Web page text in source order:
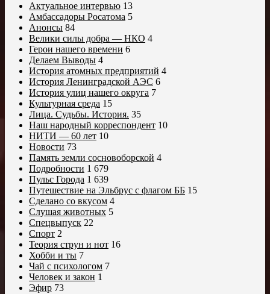
Актуальное интервью 13
Амбассадоры Росатома 5
Анонсы 84
Велики силы добра — НКО 4
Герои нашего времени 6
Делаем Выводы 4
История атомных предприятий 4
История Ленинградской АЭС 6
История улиц нашего округа 7
Культурная среда 15
Лица. Судьбы. История. 35
Наш народный корреспондент 10
НИТИ — 60 лет 10
Новости 73
Память земли сосновоборской 4
Подробности 1 679
Пульс Города 1 639
Путешествие на Эльбрус с флагом ББ 15
Сделано со вкусом 4
Слушая животных 5
Спецвыпуск 22
Спорт 2
Теория струн и нот 16
Хобби и ты 7
Чай с психологом 7
Человек и закон 1
Эфир 73